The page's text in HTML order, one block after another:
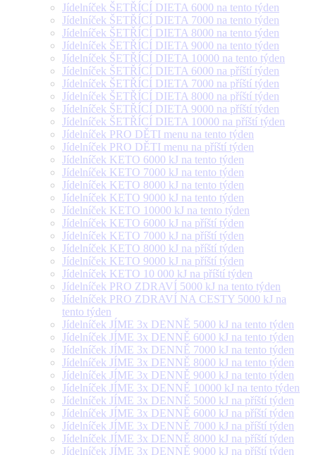
Jídelníček ŠETŘÍCÍ DIETA 6000 na tento týden
Jídelníček ŠETŘÍCÍ DIETA 7000 na tento týden
Jídelníček ŠETŘÍCÍ DIETA 8000 na tento týden
Jídelníček ŠETŘÍCÍ DIETA 9000 na tento týden
Jídelníček ŠETŘÍCÍ DIETA 10000 na tento týden
Jídelníček ŠETŘÍCÍ DIETA 6000 na příští týden
Jídelníček ŠETŘÍCÍ DIETA 7000 na příští týden
Jídelníček ŠETŘÍCÍ DIETA 8000 na příští týden
Jídelníček ŠETŘÍCÍ DIETA 9000 na příští týden
Jídelníček ŠETŘÍCÍ DIETA 10000 na příští týden
Jídelníček PRO DĚTI menu na tento týden
Jídelníček PRO DĚTI menu na příští týden
Jídelníček KETO 6000 kJ na tento týden
Jídelníček KETO 7000 kJ na tento týden
Jídelníček KETO 8000 kJ na tento týden
Jídelníček KETO 9000 kJ na tento týden
Jídelníček KETO 10000 kJ na tento týden
Jídelníček KETO 6000 kJ na příští týden
Jídelníček KETO 7000 kJ na příští týden
Jídelníček KETO 8000 kJ na příští týden
Jídelníček KETO 9000 kJ na příští týden
Jídelníček KETO 10 000 kJ na příští týden
Jídelníček PRO ZDRAVÍ 5000 kJ na tento týden
Jídelníček PRO ZDRAVÍ NA CESTY 5000 kJ na
tento týden
Jídelníček JÍME 3x DENNĚ 5000 kJ na tento týden
Jídelníček JÍME 3x DENNĚ 6000 kJ na tento týden
Jídelníček JÍME 3x DENNĚ 7000 kJ na tento týden
Jídelníček JÍME 3x DENNĚ 8000 kJ na tento týden
Jídelníček JÍME 3x DENNĚ 9000 kJ na tento týden
Jídelníček JÍME 3x DENNĚ 10000 kJ na tento týden
Jídelníček JÍME 3x DENNĚ 5000 kJ na příští týden
Jídelníček JÍME 3x DENNĚ 6000 kJ na příští týden
Jídelníček JÍME 3x DENNĚ 7000 kJ na příští týden
Jídelníček JÍME 3x DENNĚ 8000 kJ na příští týden
Jídelníček JÍME 3x DENNĚ 9000 kJ na příští týden